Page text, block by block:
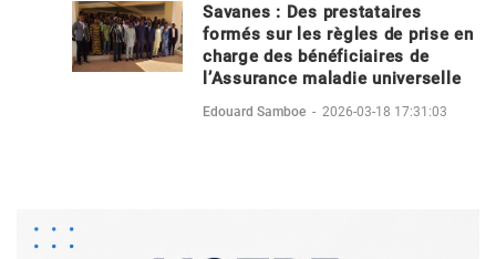
Savanes : Des prestataires
formés sur les règles de prise en
charge des bénéficiaires de
l’Assurance maladie universelle
Edouard Samboe - 2026-03-18 17:31:03